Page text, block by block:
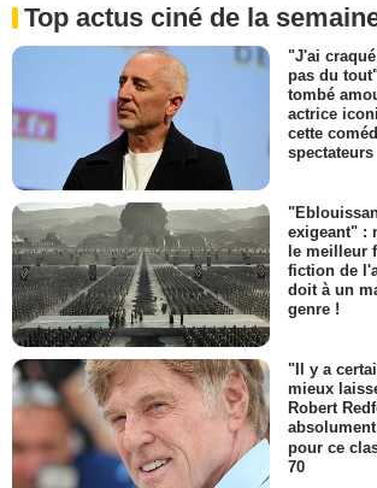
Top actus ciné de la
"J'ai
pas du
tombé
actrice
cette
spectateurs
exigeant" :
le meilleur
fiction de
doit à un
genre !
"Il y a
mieux
Robert
pour ce
70